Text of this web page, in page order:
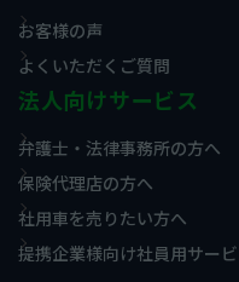
お客様の声
よくいただくご質問
法人向けサービス
弁護士・法律事務所の方へ
保険代理店の方へ
社用車を売りたい方へ
提携企業様向け社員用サー